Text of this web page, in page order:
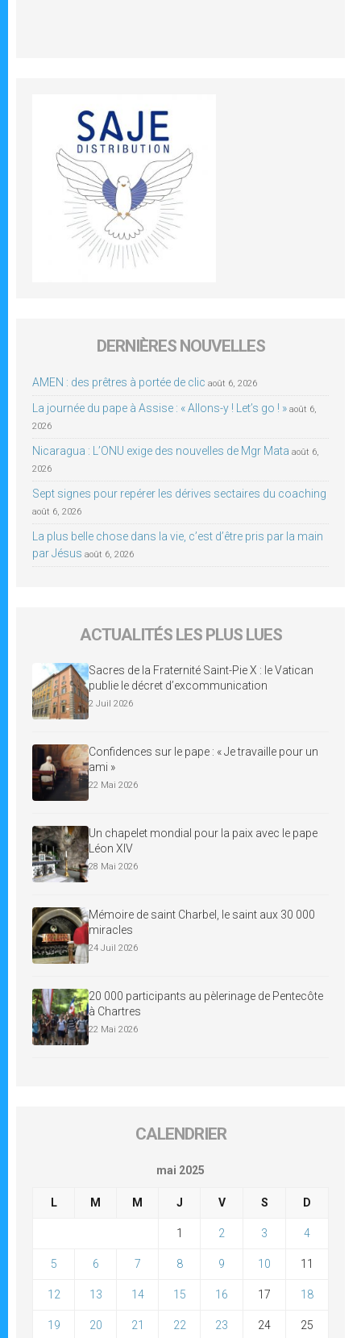
DERNIÈRES NOUVELLES
AMEN : des prêtres à portée de clic août 6, 2026
La journée du pape à Assise : « Allons-y ! Let’s go ! » août 6,
2026
Nicaragua : L’ONU exige des nouvelles de Mgr Mata août 6,
2026
Sept signes pour repérer les dérives sectaires du coaching
août 6, 2026
La plus belle chose dans la vie, c’est d’être pris par la main
par Jésus août 6, 2026
ACTUALITÉS LES PLUS LUES
Sacres de la Fraternité Saint-Pie X : le Vatican
publie le décret d’excommunication
2 Juil 2026
Confidences sur le pape : « Je travaille pour un
ami »
22 Mai 2026
Un chapelet mondial pour la paix avec le pape
Léon XIV
28 Mai 2026
Mémoire de saint Charbel, le saint aux 30 000
miracles
24 Juil 2026
20 000 participants au pèlerinage de Pentecôte
à Chartres
22 Mai 2026
CALENDRIER
mai 2025
L M M J V S D
1 2 3 4
5 6 7 8 9 10 11
12 13 14 15 16 17 18
19 20 21 22 23 24 25